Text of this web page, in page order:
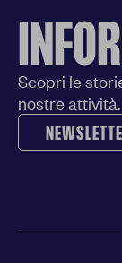
Scopri le
nostre attività.